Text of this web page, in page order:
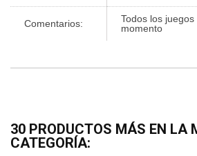
Comentarios:
Todos los
momento
30 PRODUCTOS MÁS EN LA
CATEGORÍA: